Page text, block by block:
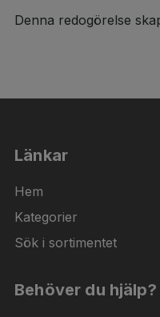
Denna redogörelse
Länkar
Hem
Kategorier
Sök i sortimentet
Behöver du hjälp?